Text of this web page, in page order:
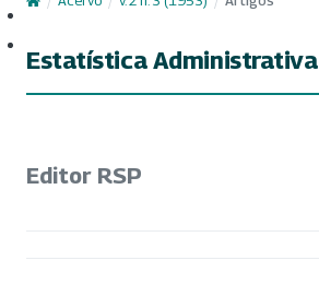
Estatística Administrativa
Editor RSP